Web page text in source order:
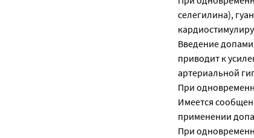
селегилина),
Введение
приводит к
артериальной
При
Имеется
применении
При